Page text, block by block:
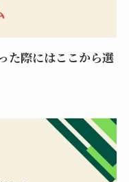
た際にはここから選